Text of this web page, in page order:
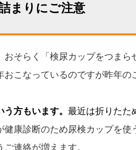
まりにご注意
そらく「検尿カップをつま
こなっているのですが昨年の
方もいます。 最近は折りたた
健康診断のため尿検カップを
連絡が増えます。